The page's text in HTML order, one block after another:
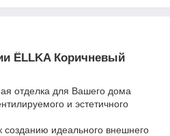
ЁLLKA Коричневый
отделка для Вашего дома
и эстетичного
идеального внешнего